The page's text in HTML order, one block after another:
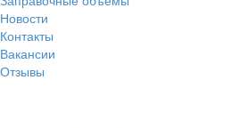
Новости
Контакты
Вакансии
Отзывы